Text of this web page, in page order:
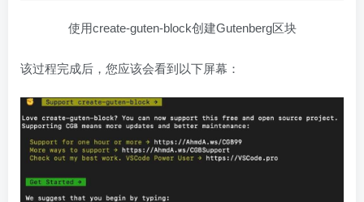
使用create-guten-block创建Gutenberg区块
该过程完成后，您应该会看到以下屏幕：